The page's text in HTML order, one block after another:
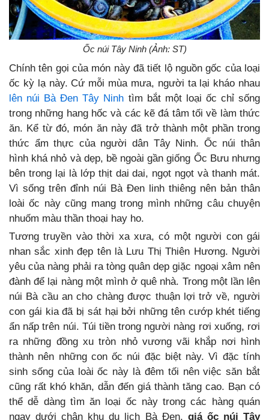
Ốc núi Tây Ninh (Ảnh: ST)
Chính tên gọi của món này đã tiết lộ nguồn gốc của loại
ốc kỳ lạ này. Cứ mỗi mùa mưa, người ta lại kháo nhau
lên núi Bà Đen Tây Ninh tìm bắt một loại ốc chỉ sống
trong những hang hốc và các kẽ đá tâm tối về làm thức
ăn. Kể từ đó, món ăn này đã trở thành một phần trong
thức ẩm thực của người dân Tây Ninh. Ốc núi thân
hình khá nhỏ và dẹp, bề ngoài gần giống Ốc Bưu nhưng
bên trong lại là lớp thịt dai dai, ngọt ngọt và thanh mát.
Vì sống trên đỉnh núi Bà Đen linh thiêng nên bản thân
loài ốc này cũng mang trong mình những câu chuyện
nhuốm màu thần thoại hay ho.
Tương truyền vào thời xa xưa, có một người con gái
nhan sắc xinh đẹp tên là Lưu Thị Thiên Hương. Người
yêu của nàng phải ra tòng quân dẹp giặc ngoại xâm nên
đành để lại nàng một mình ở quê nhà. Trong một lần lên
núi Bà cầu an cho chàng được thuận lợi trở về, người
con gái kia đã bị sát hại bởi những tên cướp khét tiếng
ẩn nấp trên núi. Túi tiền trong người nàng rơi xuống, rơi
ra những đồng xu tròn nhỏ vương vãi khắp nơi hình
thành nên những con ốc núi đặc biệt này. Vì đặc tính
sinh sống của loài ốc này là đêm tối nên việc săn bắt
cũng rất khó khăn, dẫn đến giá thành tăng cao. Bạn có
thể dễ dàng tìm ăn loại ốc này trong các hàng quán
ngay dưới chân khu du lịch Bà Đen, giá ốc núi Tây